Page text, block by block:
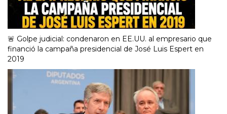
🚨 Golpe judicial: condenaron en EE.UU. al empresario que
financió la campaña presidencial de José Luis Espert en
2019